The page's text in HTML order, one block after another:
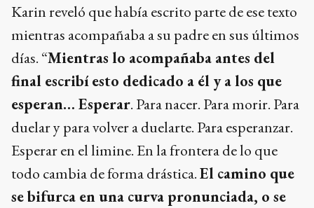
Karin reveló que había escrito parte de ese texto
mientras acompañaba a su padre en sus últimos
días. “Mientras lo acompañaba antes del
final escribí esto dedicado a él y a los que
esperan… Esperar. Para nacer. Para morir. Para
duelar y para volver a duelarte. Para esperanzar.
Esperar en el limine. En la frontera de lo que
todo cambia de forma drástica.El camino que
se bifurca en una curva pronunciada, o se